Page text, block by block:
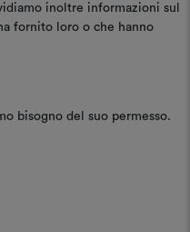
inoltre informazioni sul
fornito loro o che hanno
bisogno del suo permesso.